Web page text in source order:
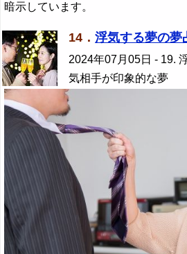
暗示しています。
14． 浮気する夢の夢
2024年07月05日 - 19.
気相手が印象的な夢